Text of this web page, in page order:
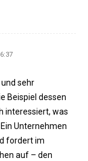
sehr
Beispiel dessen
interessiert, was
Unternehmen
fordert im
auf – den